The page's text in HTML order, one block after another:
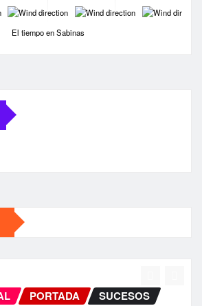
-
-
-
El tiempo en Sabinas
SUCESOS ESTATAL